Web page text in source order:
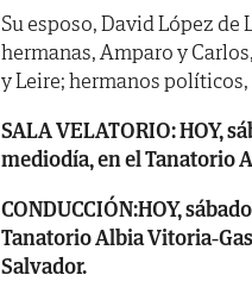
Su esposo, David López de
hermanas, Amparo y
y Leire; hermanos
SALA VELATORIO: HOY,
mediodía, en el Tanatorio
CONDUCCIÓN:HOY,
Tanatorio Albia Vitoria-
Salvador.